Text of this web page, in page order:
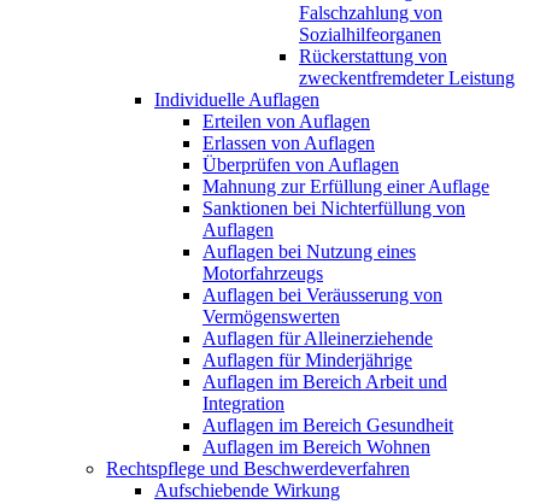
Falschzahlung von
Sozialhilfeorganen
Rückerstattung von
zweckentfremdeter Leistung
Individuelle Auflagen
Erteilen von Auflagen
Erlassen von Auflagen
Überprüfen von Auflagen
Mahnung zur Erfüllung einer Auflage
Sanktionen bei Nichterfüllung von
Auflagen
Auflagen bei Nutzung eines
Motorfahrzeugs
Auflagen bei Veräusserung von
Vermögenswerten
Auflagen für Alleinerziehende
Auflagen für Minderjährige
Auflagen im Bereich Arbeit und
Integration
Auflagen im Bereich Gesundheit
Auflagen im Bereich Wohnen
Rechtspflege und Beschwerdeverfahren
Aufschiebende Wirkung